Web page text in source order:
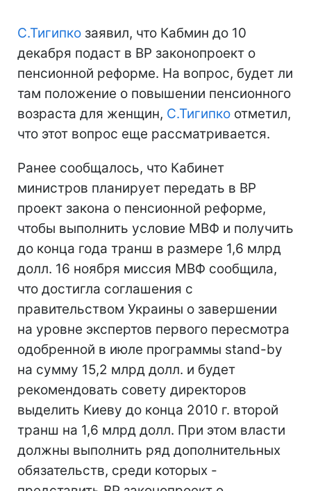
С.Тигипко заявил, что Кабмин до 10
декабря подаст в ВР законопроект о
пенсионной реформе. На вопрос, будет ли
там положение о повышении пенсионного
возраста для женщин, С.Тигипко отметил,
что этот вопрос еще рассматривается.
Ранее сообщалось, что Кабинет
министров планирует передать в ВР
проект закона о пенсионной реформе,
чтобы выполнить условие МВФ и получить
до конца года транш в размере 1,6 млрд
долл. 16 ноября миссия МВФ сообщила,
что достигла соглашения с
правительством Украины о завершении
на уровне экспертов первого пересмотра
одобренной в июле программы stand-by
на сумму 15,2 млрд долл. и будет
рекомендовать совету директоров
выделить Киеву до конца 2010 г. второй
транш на 1,6 млрд долл. При этом власти
должны выполнить ряд дополнительных
обязательств, среди которых -